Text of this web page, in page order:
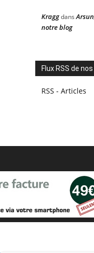
Kraggdans
notre blog
Flux RSS de
RSS - Articles